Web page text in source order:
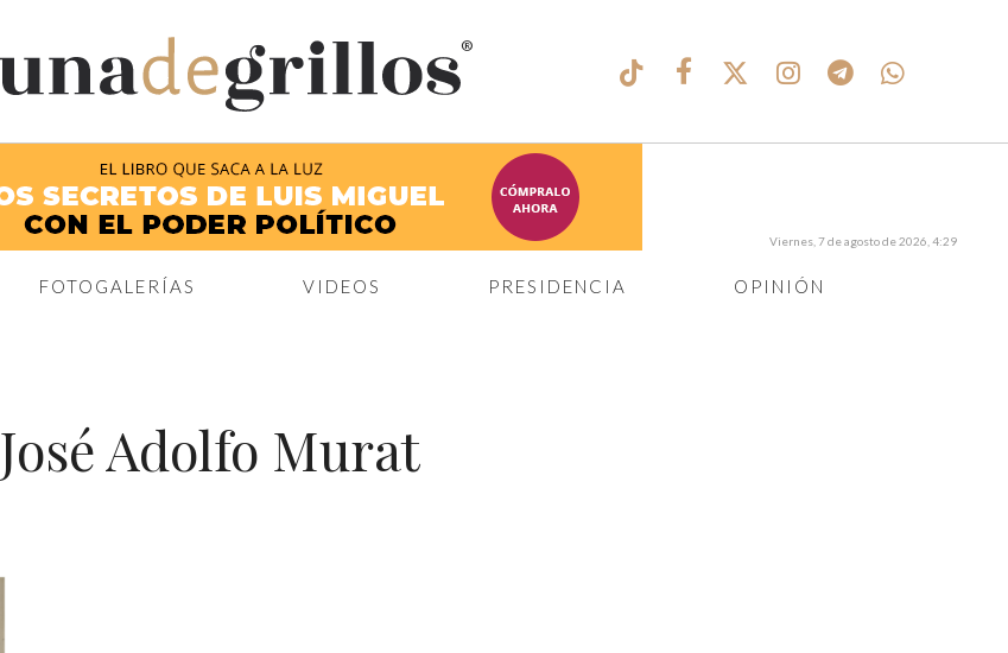
®
FOTOGALERÍAS VIDEOS PRESIDENCIA OPINIÓN
Viernes, 7 de agosto de 2026, 4:29
José Adolfo Murat